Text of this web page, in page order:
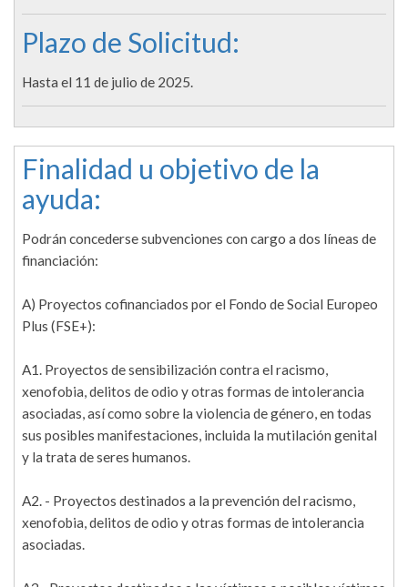
Plazo de Solicitud:
Hasta el 11 de julio de 2025.
Finalidad u objetivo de la
ayuda:
Podrán concederse subvenciones con cargo a dos líneas de
financiación:
A) Proyectos cofinanciados por el Fondo de Social Europeo
Plus (FSE+):
A1. Proyectos de sensibilización contra el racismo,
xenofobia, delitos de odio y otras formas de intolerancia
asociadas, así como sobre la violencia de género, en todas
sus posibles manifestaciones, incluida la mutilación genital
y la trata de seres humanos.
A2. - Proyectos destinados a la prevención del racismo,
xenofobia, delitos de odio y otras formas de intolerancia
asociadas.